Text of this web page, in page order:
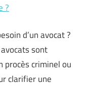
?
d’un avocat ?
sont
procès criminel ou
clarifier une